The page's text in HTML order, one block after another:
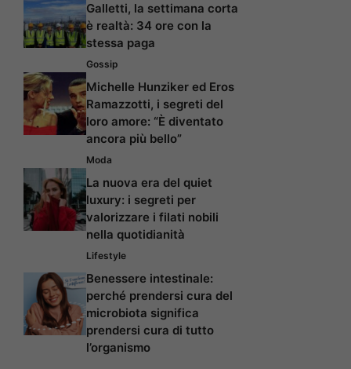
è realtà: 34 ore con la
Michelle Hunziker ed Eros
Ramazzotti, i segreti del
loro amore: “È diventato
ancora più bello”
La nuova era del quiet
luxury: i segreti per
valorizzare i filati nobili
nella quotidianità
Benessere intestinale:
perché prendersi cura del
microbiota significa
prendersi cura di tutto
l’organismo